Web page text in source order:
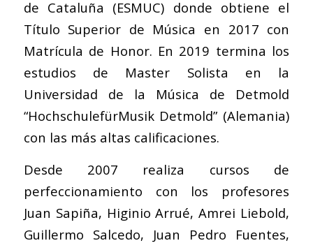
de Cataluña (ESMUC) donde obtiene el
Título Superior de Música en 2017 con
Matrícula de Honor. En 2019 termina los
estudios de Master Solista en la
Universidad de la Música de Detmold
“HochschulefürMusik Detmold” (Alemania)
con las más altas calificaciones.
Desde 2007 realiza cursos de
perfeccionamiento con los profesores
Juan Sapiña, Higinio Arrué, Amrei Liebold,
Guillermo Salcedo, Juan Pedro Fuentes,